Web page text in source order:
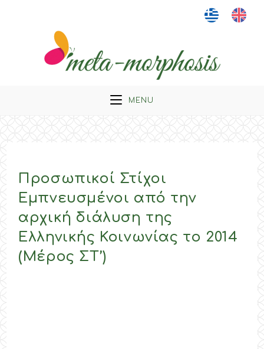
MENU
Προσωπικοί Στίχοι
Εμπνευσμένοι από την
αρχική διάλυση της
Ελληνικής Κοινωνίας το 2014
(Μέρος ΣΤ’)